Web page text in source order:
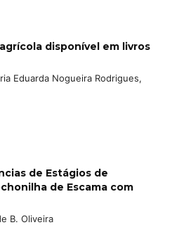
disponível em livros
Eduarda Nogueira Rodrigues,
de Estágios de
de Escama com
B. Oliveira